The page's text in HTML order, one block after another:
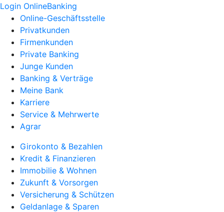
Login OnlineBanking
Online-Geschäftsstelle
Privatkunden
Firmenkunden
Private Banking
Junge Kunden
Banking & Verträge
Meine Bank
Karriere
Service & Mehrwerte
Agrar
Girokonto & Bezahlen
Kredit & Finanzieren
Immobilie & Wohnen
Zukunft & Vorsorgen
Versicherung & Schützen
Geldanlage & Sparen